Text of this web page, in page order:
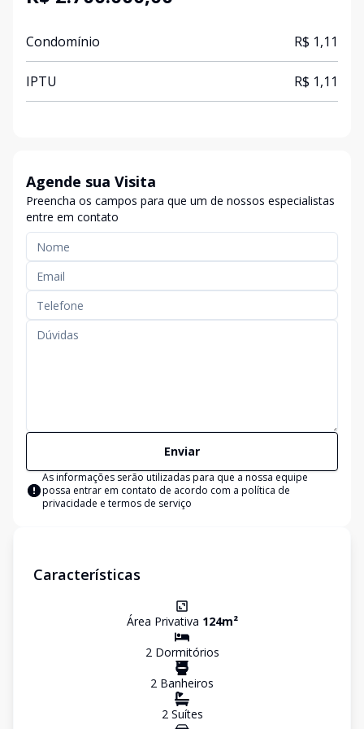
Condomínio R$ 1,11
IPTU R$ 1,11
Agende sua Visita
Preencha os campos para que um de nossos especialistas
entre em contato
Enviar
As informações serão utilizadas para que a nossa equipe
possa entrar em contato de acordo com a política de
privacidade e termos de serviço
Características
Área Privativa 124m²
2Dormitórios
2 Banheiros
2Suítes